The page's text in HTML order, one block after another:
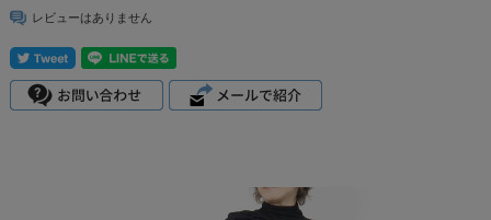
レビューはありません